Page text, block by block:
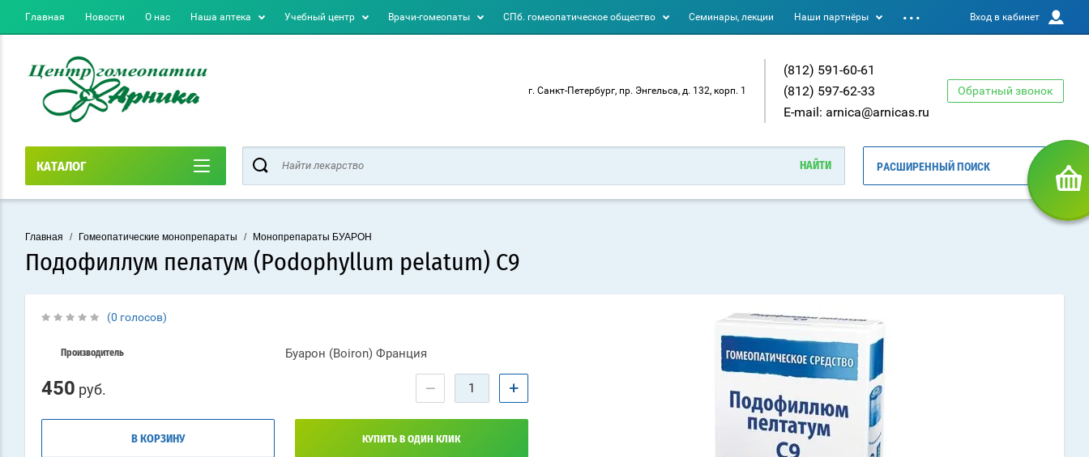
Главная Новости О нас Наша аптека Учебный центр Врачи-гомеопаты СПб. гомеопатическое общество Семинары, лекции Наши партнёры Вход в кабинет
г. Санкт-Петербург, пр. Энгельса, д. 132, корп. 1
(812) 591-60-61
(812) 597-62-33
E-mail: arnica@arnicas.ru
Обратный звонок
КАТАЛОГ РАСШИРЕННЫЙ ПОИСК
Главная / Гомеопатические монопрепараты / Монопрепараты БУАРОН
Подофиллум пелатум (Podophyllum pelatum) C9
(0 голосов)
Производитель Буарон (Boiron) Франция
450 руб. − +
В КОРЗИНУ КУПИТЬ В ОДИН КЛИК